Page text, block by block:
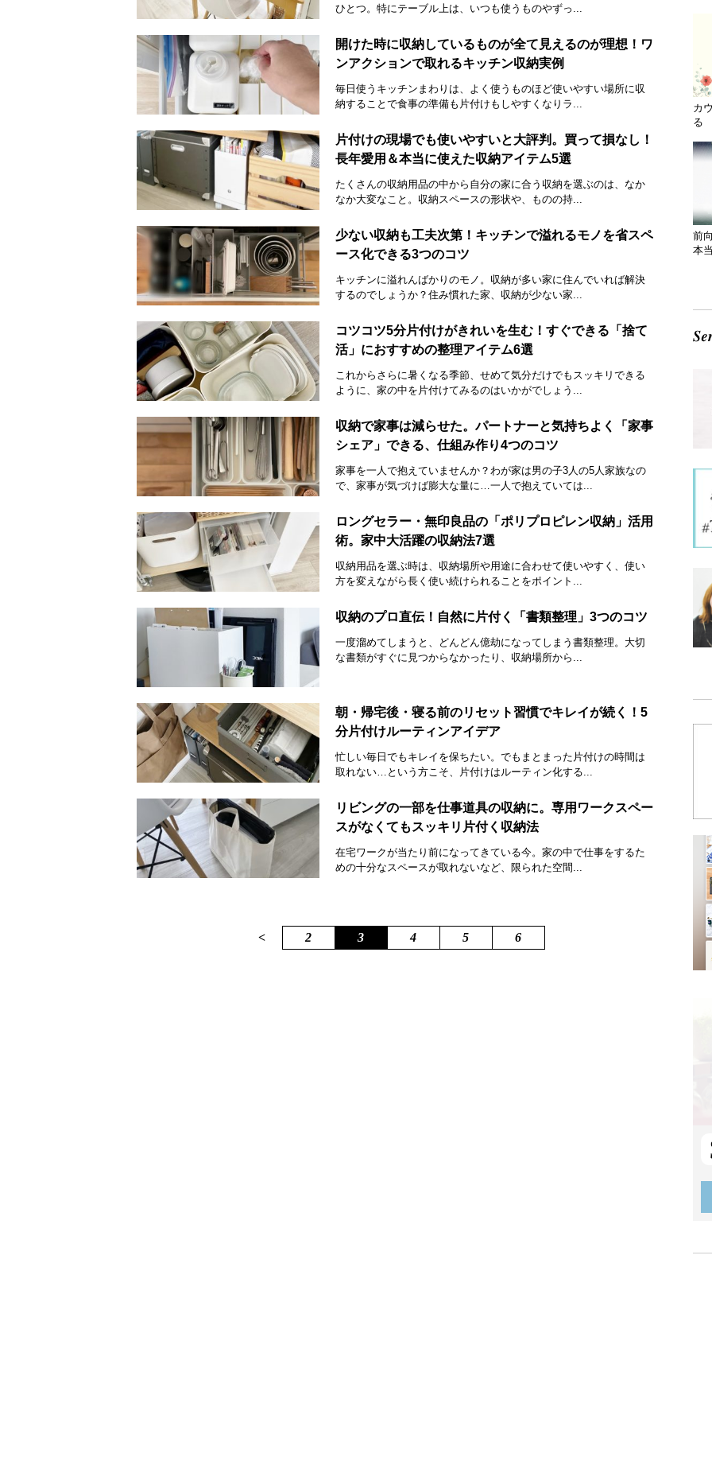
ひとつ。特にテーブル上は、いつも使うものやずっ...
開けた時に収納しているものが全て見えるのが理想！ワ
ンアクションで取れるキッチン収納実例
毎日使うキッチンまわりは、よく使うものほど使いやすい場所に収
納することで食事の準備も片付けもしやすくなりラ...
片付けの現場でも使いやすいと大評判。買って損なし！
長年愛用＆本当に使えた収納アイテム5選
たくさんの収納用品の中から自分の家に合う収納を選ぶのは、なか
なか大変なこと。収納スペースの形状や、ものの持...
少ない収納も工夫次第！キッチンで溢れるモノを省スペ
ース化できる3つのコツ
キッチンに溢れんばかりのモノ。収納が多い家に住んでいれば解決
するのでしょうか？住み慣れた家、収納が少ない家...
コツコツ5分片付けがきれいを生む！すぐできる「捨て
活」におすすめの整理アイテム6選
これからさらに暑くなる季節、せめて気分だけでもスッキリできる
ように、家の中を片付けてみるのはいかがでしょう...
収納で家事は減らせた。パートナーと気持ちよく「家事
シェア」できる、仕組み作り4つのコツ
家事を一人で抱えていませんか？わが家は男の子3人の5人家族なの
で、家事が気づけば膨大な量に…一人で抱えていては...
ロングセラー・無印良品の「ポリプロピレン収納」活用
術。家中大活躍の収納法7選
収納用品を選ぶ時は、収納場所や用途に合わせて使いやすく、使い
方を変えながら長く使い続けられることをポイント...
収納のプロ直伝！自然に片付く「書類整理」3つのコツ
一度溜めてしまうと、どんどん億劫になってしまう書類整理。大切
な書類がすぐに見つからなかったり、収納場所から...
朝・帰宅後・寝る前のリセット習慣でキレイが続く！5
分片付けルーティンアイデア
忙しい毎日でもキレイを保ちたい。でもまとまった片付けの時間は
取れない…という方こそ、片付けはルーティン化する...
リビングの一部を仕事道具の収納に。専用ワークスペー
スがなくてもスッキリ片付く収納法
在宅ワークが当たり前になってきている今。家の中で仕事をするた
めの十分なスペースが取れないなど、限られた空間...
< 2 3 4 5 6
カ
る
前
本